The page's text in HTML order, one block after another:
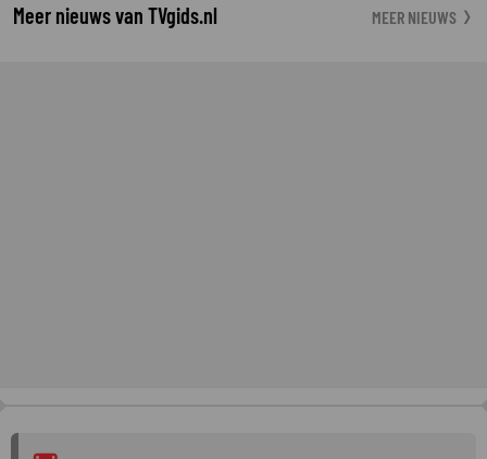
Meer nieuws van TVgids.nl MEER NIEUWS